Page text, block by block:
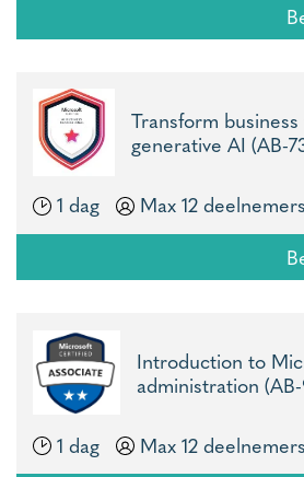
Transform
generative AI (AB-
1 dag
Max 12 deelnemers
Introduction to
administration
1 dag
Max 12 deelnemers